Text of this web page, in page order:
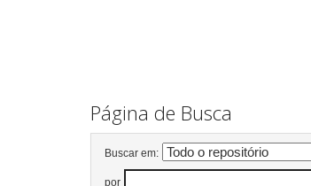
Página de Busca
Buscar em:
por